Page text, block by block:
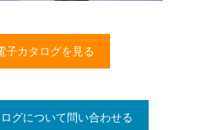
子カタログを見る
グについて問い合わせる